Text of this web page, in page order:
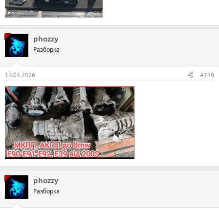
phozzy
Разборка
13.04.2026 #139
phozzy
Разборка